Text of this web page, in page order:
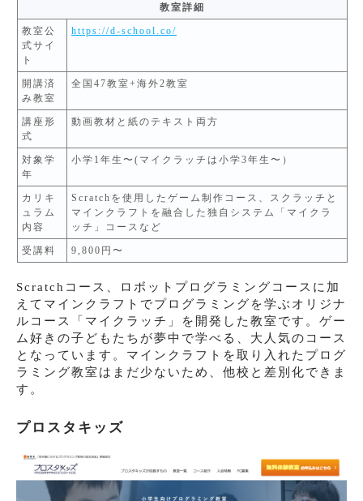
教室詳細
教室公
式サイ
ト
https://d-school.co/
開講済
み教室
全国47教室+海外2教室
講座形
式
動画教材と紙のテキスト両方
対象学
年
小学1年生〜(マイクラッチは小学3年生〜）
カリキ
ュラム
内容
Scratchを使用したゲーム制作コース、スクラッチと
マインクラフトを融合した独自システム「マイクラ
ッチ」コースなど
受講料 9,800円〜
Scratchコース、ロボットプログラミングコースに加
えてマインクラフトでプログラミングを学ぶオリジナ
ルコース「マイクラッチ」を開発した教室です。ゲー
ム好きの子どもたちが夢中で学べる、大人気のコース
となっています。マインクラフトを取り入れたプログ
ラミング教室はまだ少ないため、他校と差別化できま
す。
プロスタキッズ